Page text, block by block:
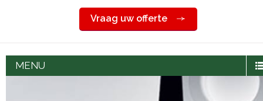
Vraag uw offerte
MENU